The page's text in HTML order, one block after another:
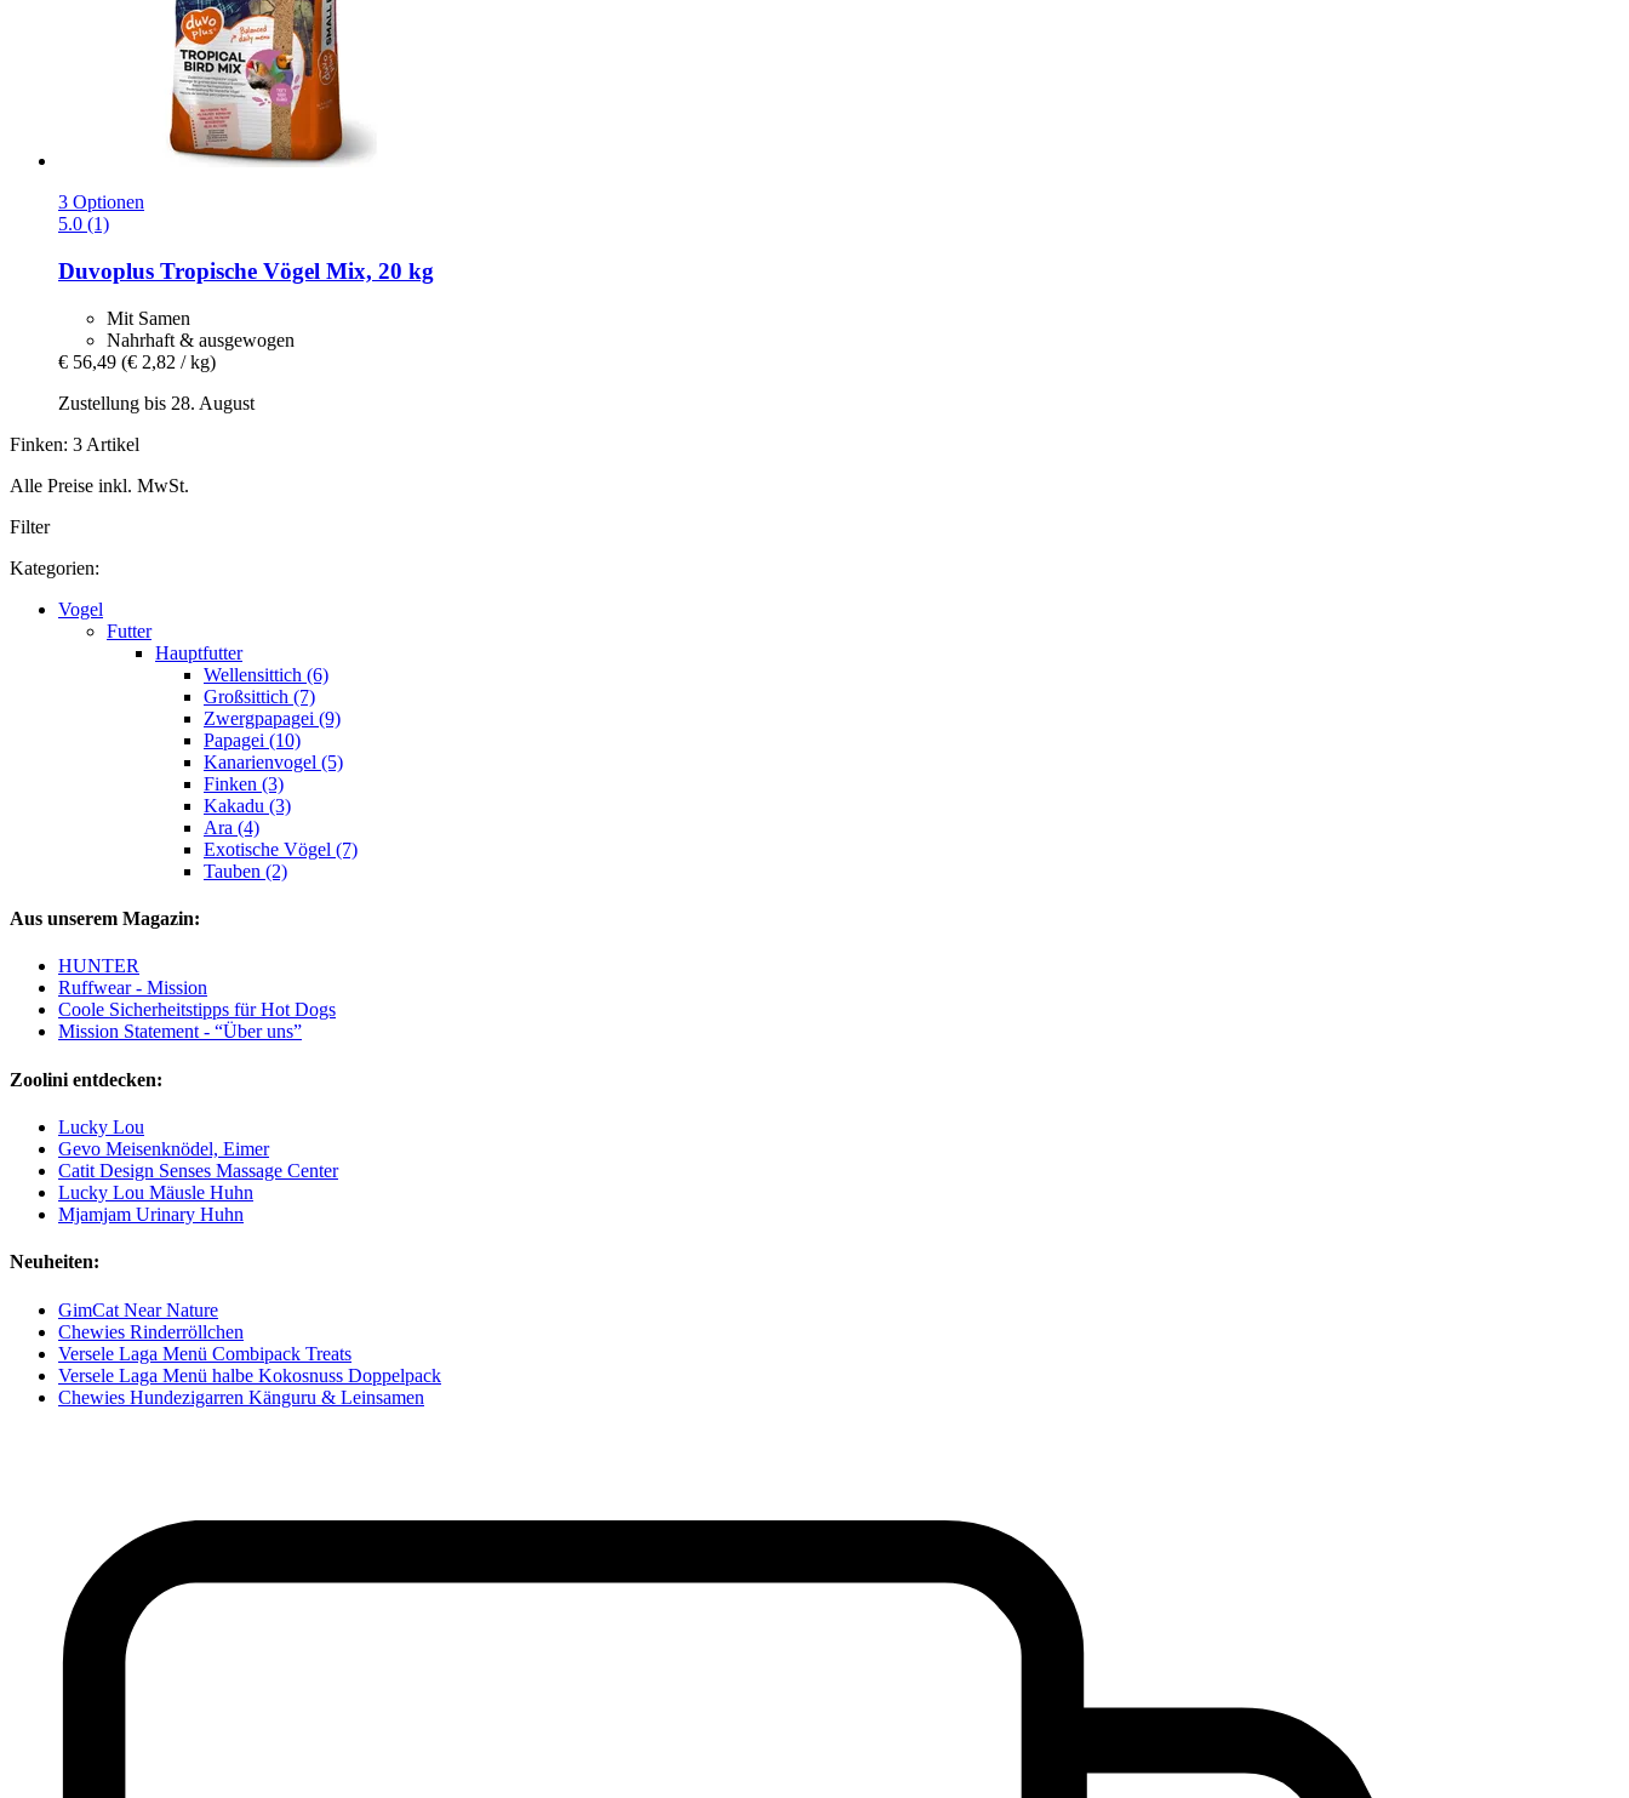
3 Optionen
5.0 (1)
Duvoplus Tropische Vögel Mix, 20 kg
Mit Samen
Nahrhaft & ausgewogen
€ 56,49 (€ 2,82 / kg)
Zustellung bis 28. August
Finken: 3 Artikel
Alle Preise inkl. MwSt.
Filter
Kategorien:
Vogel
Futter
Hauptfutter
Wellensittich (6)
Großsittich (7)
Zwergpapagei (9)
Papagei (10)
Kanarienvogel (5)
Finken (3)
Kakadu (3)
Ara (4)
Exotische Vögel (7)
Tauben (2)
Aus unserem Magazin:
HUNTER
Ruffwear - Mission
Coole Sicherheitstipps für Hot Dogs
Mission Statement - “Über uns”
Zoolini entdecken:
Lucky Lou
Gevo Meisenknödel, Eimer
Catit Design Senses Massage Center
Lucky Lou Mäusle Huhn
Mjamjam Urinary Huhn
Neuheiten:
GimCat Near Nature
Chewies Rinderröllchen
Versele Laga Menü Combipack Treats
Versele Laga Menü halbe Kokosnuss Doppelpack
Chewies Hundezigarren Känguru & Leinsamen